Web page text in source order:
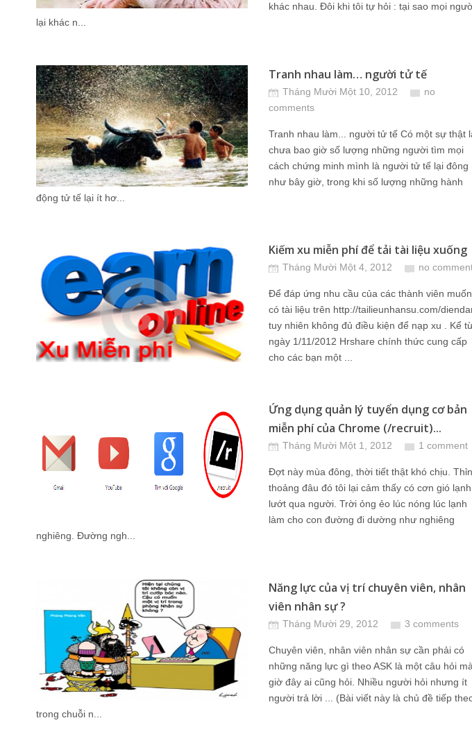
khác nhau. Đôi khi tôi tự hỏi : tại sao mọi
lại khác n...
Tranh nhau làm… người tử tế
Tháng Mười Một 10, 2012
no
comments
Tranh nhau làm... người tử tế Có một sự thật
chưa bao giờ số lượng những người tìm mọi
cách chứng minh mình là người tử tế lại đông
như bây giờ, trong khi số lượng những hành
động tử tế lại ít hơ...
Kiếm xu miễn phí để tải tài liệu xuống
Tháng Mười Một 4, 2012 no
Để đáp ứng nhu cầu của các thành viên muốn
có tài liệu trên http://tailieunhansu.com/
tuy nhiên không đủ điều kiện để nạp xu . Kể
ngày 1/11/2012 Hrshare chính thức cung cấp
cho các bạn một ...
Ứng dụng quản lý tuyển dụng cơ bản
miễn phí của Chrome (/recruit)...
Tháng Mười Một 1, 2012 1 comment
Đợt này mùa đông, thời tiết thật khó chịu.
thoảng đâu đó tôi lại cảm thấy có cơn gió lạnh
lướt qua người. Trời ỏng ẻo lúc nóng lúc lạnh
làm cho con đường đi dường như nghiêng
nghiêng. Đường ngh...
Năng lực của vị trí chuyên viên, nhân
viên nhân sự ?
Tháng Mười 29, 2012 3 comments
Chuyên viên, nhân viên nhân sự cần phải có
những năng lực gì theo ASK là một câu hỏi mà
giờ đây ai cũng hỏi. Nhiều người hỏi nhưng ít
người trả lời ... (Bài viết này là chủ đề tiếp
trong chuỗi n...